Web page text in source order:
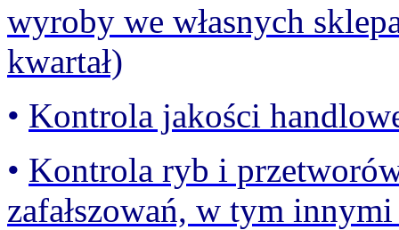
wyroby we własnych
kwartał)
• Kontrola jakości
• Kontrola ryb i
zafałszowań, w tym